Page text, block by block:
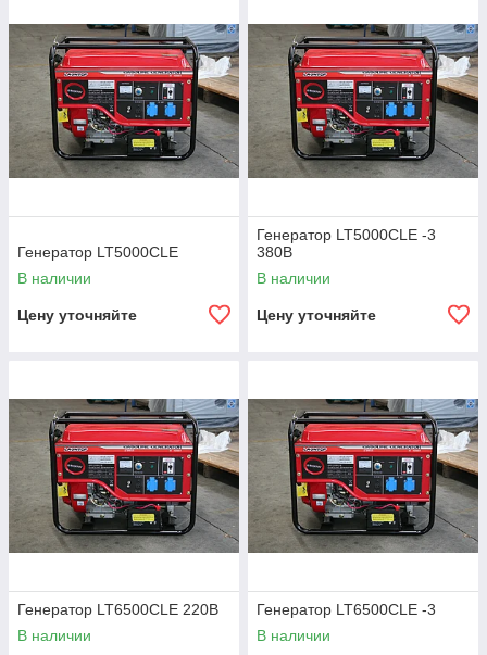
электричество напрямую у вас нет возможности, тогда ничего
не останется, кроме того как купить генератор. Сегодня
производители предлагают достаточно широкий ассортимент
подобных агрегатов, к наиболее востребованным относятся:
дизельные;
бензиновые генераторы.
Конечно, каждая конкретная модель имеет свои
от мощности аппарата. Все модели можно поделить на
стационарные;
от объема двигателя. Если вы не знает, как правильно
выбрать ту или иную модель, то лучше всего не рисковать.
Обратитесь к консультанту, и он вам порекомендует, какие
лучше купить генераторы. Если вам нужен аппарат для
нечастого использования, к примеру, в условиях загородного
дома, то лучше всего приобрести бытовой агрегат. Также
дополнительно можно купить к генератору нужные
комплектующие и сделать с его помощью необходимые
Генератор LT5000CLE
В наличии
Цену уточняйте
Генератор LT5000CLE -3
380В
В наличии
Цену уточняйте
Генератор LT6500CLE 220В
В наличии
Генератор LT6500CLE -3
В наличии